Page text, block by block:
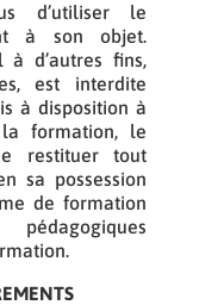
d’utiliser le
à son objet.
à d’autres fins,
est interdite
à disposition à
formation, le
restituer tout
sa possession
de formation